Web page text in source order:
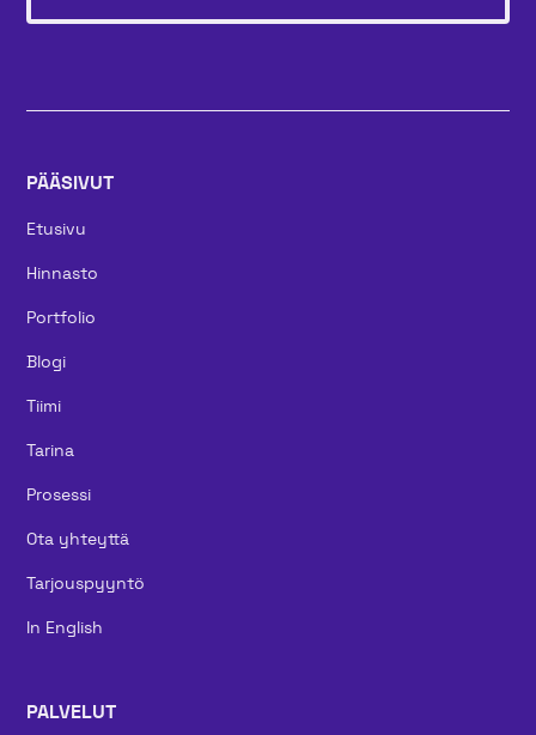
PÄÄSIVUT
Etusivu
Hinnasto
Portfolio
Blogi
Tiimi
Tarina
Prosessi
Ota yhteyttä
Tarjouspyyntö
In English
PALVELUT